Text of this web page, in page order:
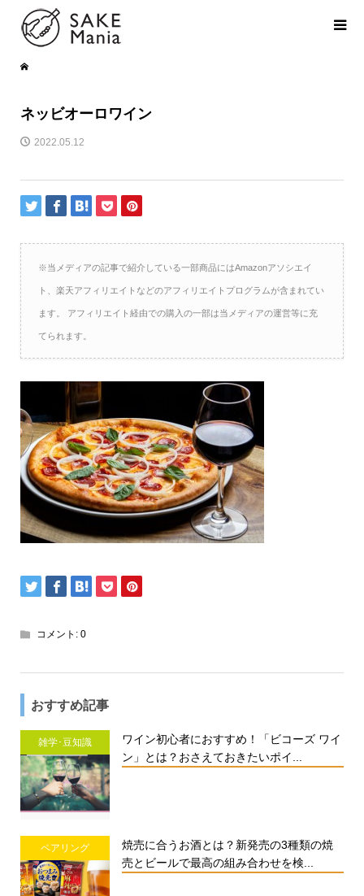
ネッビオーロワイン
2022.05.12
※当メディアの記事で紹介している一部商品にはAmazonアソシエイ
ト、楽天アフィリエイトなどのアフィリエイトプログラムが含まれてい
ます。 アフィリエイト経由での購入の一部は当メディアの運営等に充
てられます。
コメント: 0
おすすめ記事
雑学･豆知識
ワイン初心者におすすめ！「ビコーズ ワイ
ン」とは？おさえておきたいポイ...
ペアリング
焼売に合うお酒とは？新発売の3種類の焼
売とビールで最高の組み合わせを検...